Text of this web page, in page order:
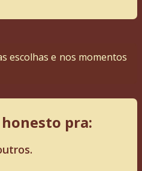
escolhas e nos momentos
pra: